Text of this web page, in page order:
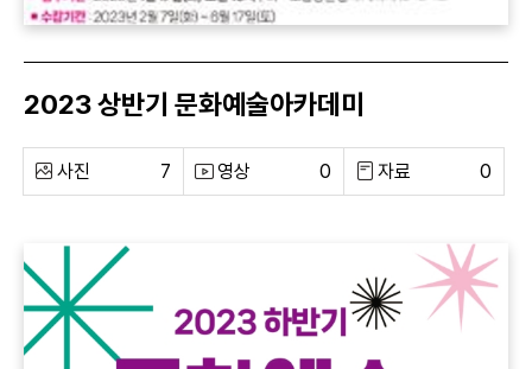
2023 상반기 문화예술아카데미
사진 7 영상 0 자료 0